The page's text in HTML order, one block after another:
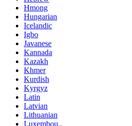
Hmong
Hungarian
Icelandic
Igbo
Javanese
Kannada
Kazakh
Khmer
Kurdish
Kyrgyz
Latin
Latvian
Lithuanian
Luxembou..